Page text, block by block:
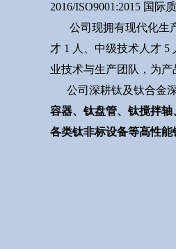
2016/ISO9001:2015 国际
公司现拥有现代化生产
才 1 人、中级技术人才
业技术与生产团队，为产
公司深耕钛及钛合金
容器、钛盘管、钛搅拌
各类钛非标设备等高性能